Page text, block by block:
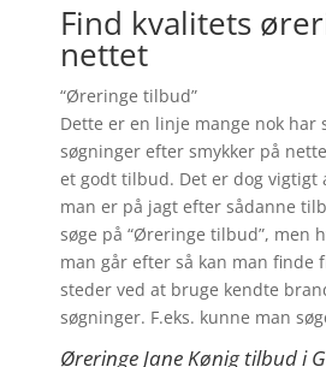
Find kvalitets
nettet
“Øreringe tilbud”
Dette er en linje mange nok har
søgninger efter smykker på
et godt tilbud. Det er dog
man er på jagt efter sådanne
søge på “Øreringe tilbud”, men
man går efter så kan man finde
steder ved at bruge kendte
søgninger. F.eks. kunne man
Øreringe Jane Kønig tilbud i